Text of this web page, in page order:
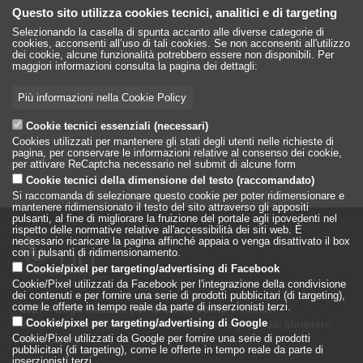
LILT - Lega Italiana per la Lotta conto i Tumori
è un Ente Pubblico su base associativa, vigilato dal Ministero
della Salute
Questo sito utilizza cookies tecnici, analitici e di targeting
Selezionando la casella di spunta accanto alle diverse categorie di
cookies, acconsenti all’uso di tali cookies. Se non acconsenti all'utilizzo
dei cookie, alcune funzionalità potrebbero essere non disponibili. Per
maggiori informazioni consulta la pagina dei dettagli:
Più informazioni nella Cookie Policy
Cookie tecnici essenziali (necessari)
Cookies utilizzati per mantenere gli stati degli utenti nelle richieste di
pagina, per conservare le informazioni relative al consenso dei cookie,
per attivare ReCaptcha necessario nel submit di alcune form
Cookie tecnici della dimensione del testo (raccomandato)
Si raccomanda di selezionare questo cookie per poter ridimensionare e
mantenere ridimensionato il testo del sito attraverso gli appositi
pulsanti, al fine di migliorare la fruizione del portale agli ipovedenti nel
rispetto delle normative relative all'accessibilità dei siti web. È
necessario ricaricare la pagina affinché appaia o venga disattivato il box
con i pulsanti di ridimensionamento.
Cookie/pixel per targeting/advertising di Facebook
Cookie/Pixel utilizzati da Facebook per l'integrazione della condivisione
dei contenuti e per fornire una serie di prodotti pubblicitari (di targeting),
come le offerte in tempo reale da parte di inserzionisti terzi.
Cookie/pixel per targeting/advertising di Google
Cookie/Pixel utilizzati da Google per fornire una serie di prodotti
pubblicitari (di targeting), come le offerte in tempo reale da parte di